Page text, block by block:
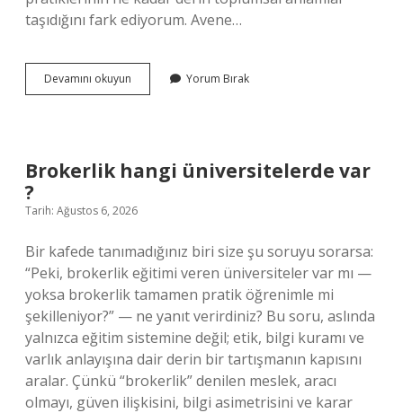
taşıdığını fark ediyorum. Avene…
Devamını okuyun Fransızca
çiçek
Yorum Bırak
Brokerlik hangi üniversitelerde var
?
Tarih: Ağustos 6, 2026
Bir kafede tanımadığınız biri size şu soruyu sorarsa:
“Peki, brokerlik eğitimi veren üniversiteler var mı —
yoksa brokerlik tamamen pratik öğrenimle mi
şekilleniyor?” — ne yanıt verirdiniz? Bu soru, aslında
yalnızca eğitim sistemine değil; etik, bilgi kuramı ve
varlık anlayışına dair derin bir tartışmanın kapısını
aralar. Çünkü “brokerlik” denilen meslek, aracı
olmayı, güven ilişkisini, bilgi asimetrisini ve karar